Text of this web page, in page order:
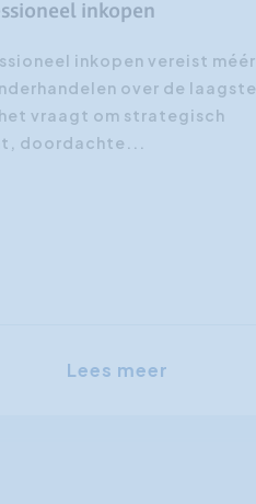
inkopen
inkopen vereist méér
over de laagste
vraagt om strategisch
doordachte...
Lees meer